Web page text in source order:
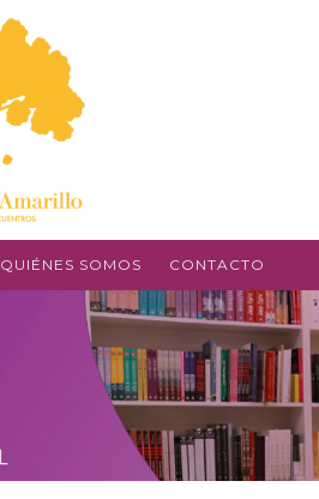
QUIÉNES SOMOS CONTACTO